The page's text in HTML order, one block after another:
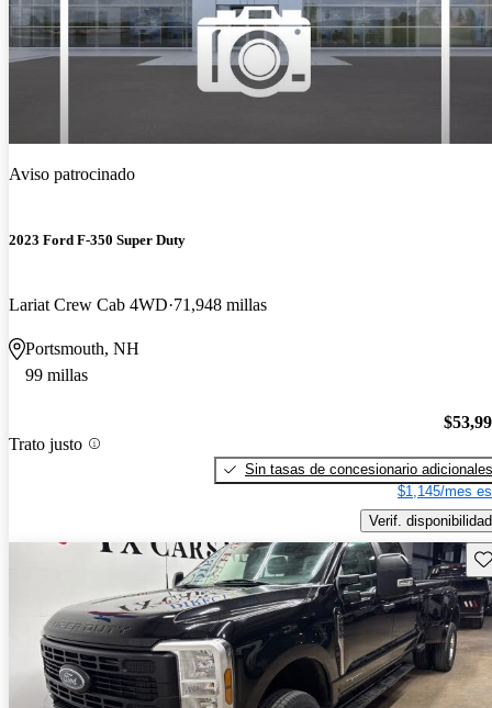
Aviso patrocinado
2023 Ford F-350 Super Duty
Lariat Crew Cab 4WD 71,948 millas
Portsmouth, NH
99 millas
Trato justo
Sin tasas de concesionario adicionales
$1,145/mes
Verif. disponibilidad